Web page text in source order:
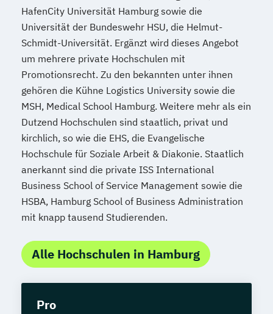
HafenCity Universität Hamburg sowie die
Universität der Bundeswehr HSU, die Helmut-
Schmidt-Universität. Ergänzt wird dieses Angebot
um mehrere private Hochschulen mit
Promotionsrecht. Zu den bekannten unter ihnen
gehören die Kühne Logistics University sowie die
MSH, Medical School Hamburg. Weitere mehr als ein
Dutzend Hochschulen sind staatlich, privat und
kirchlich, so wie die EHS, die Evangelische
Hochschule für Soziale Arbeit & Diakonie. Staatlich
anerkannt sind die private ISS International
Business School of Service Management sowie die
HSBA, Hamburg School of Business Administration
mit knapp tausend Studierenden.
Alle Hochschulen in Hamburg
Pro